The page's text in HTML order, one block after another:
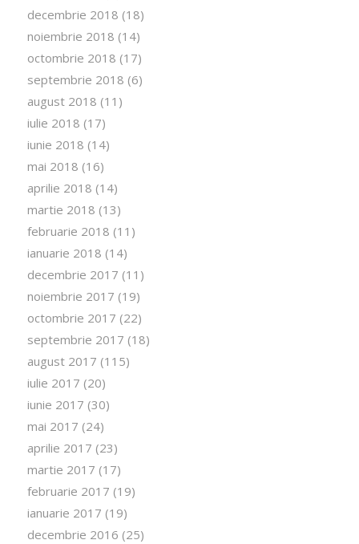
decembrie 2018 (18)
noiembrie 2018 (14)
octombrie 2018 (17)
septembrie 2018 (6)
august 2018 (11)
iulie 2018 (17)
iunie 2018 (14)
mai 2018 (16)
aprilie 2018 (14)
martie 2018 (13)
februarie 2018 (11)
ianuarie 2018 (14)
decembrie 2017 (11)
noiembrie 2017 (19)
octombrie 2017 (22)
septembrie 2017 (18)
august 2017 (115)
iulie 2017 (20)
iunie 2017 (30)
mai 2017 (24)
aprilie 2017 (23)
martie 2017 (17)
februarie 2017 (19)
ianuarie 2017 (19)
decembrie 2016 (25)